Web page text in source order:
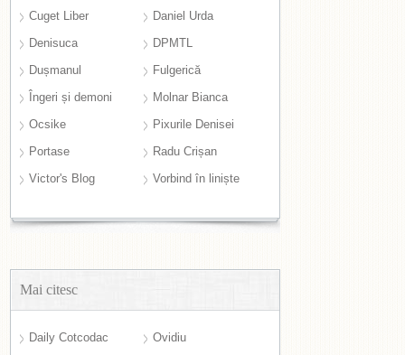
Cuget Liber
Daniel Urda
Denisuca
DPMTL
Dușmanul
Fulgerică
Îngeri și demoni
Molnar Bianca
Ocsike
Pixurile Denisei
Portase
Radu Crișan
Victor's Blog
Vorbind în liniște
Mai citesc
Daily Cotcodac
Ovidiu